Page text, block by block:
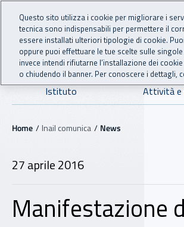
Vai al menu principale
Vai al contenuto principale
INAIL - Istituto
Navigazione
Istituto Attività e
Navigazione - Ti trovi in:
Home Inail comunica News
27 aprile 2016
Manifestazione
Questo sito utilizza i cookie per migliorare i
tecnica sono indispensabili per permettere il
essere installati ulteriori tipologie di cookie. Puoi
oppure puoi effettuare le tue scelte sulle singole
invece intendi rifiutarne l’installazione dei cookie
o chiudendo il banner. Per conoscere i dettagli,